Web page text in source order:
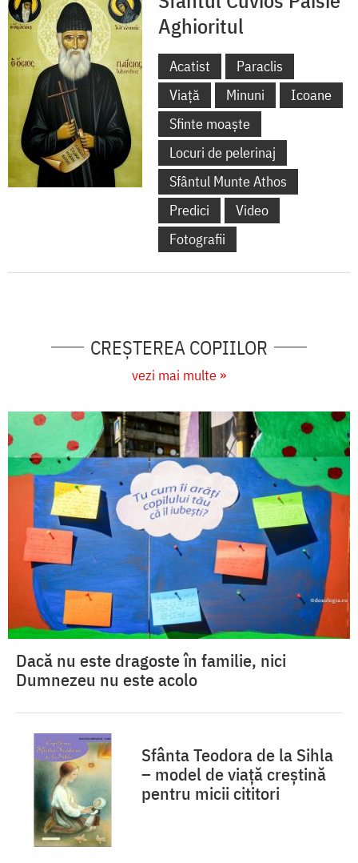
Aghioritul
Acatist
Paraclis
Viață
Minuni
Icoane
Sfinte moaște
Locuri de pelerinaj
Sfântul Munte Athos
Predici
Video
Fotografii
CREŞTEREA COPIILOR
vezi mai multe »
Dacă nu este dragoste în familie, nici
Dumnezeu nu este acolo
Sfânta Teodora de la Sihla
– model de viaţă creştină
pentru micii cititori